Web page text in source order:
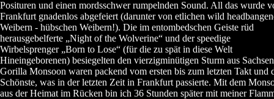
Posituren und einen mordsschwer rumpelnden Sound. All das wurde
Frankfurt gnadenlos abgefeiert (darunter von etlichen wild
Weibern - hübschen Weibern!). Die im entombedschen Geiste rüd
herausgebelferte „Night of the Wolverine“ und der speedige
Wirbelsprenger „Born to Lose“ (für die zu spät in diese Welt
Hineingeborenen) besiegelten den vierzigminütigen Sturm aus
Gorilla Monsoon waren packend vom ersten bis zum letzten Takt und
Schönste, was in der letzten Zeit in Frankfurt passierte. Mit dem
aus der Heimat im Rücken bin ich 36 Stunden später mit meiner